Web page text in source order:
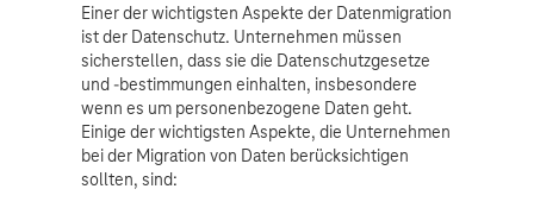
Einer der wichtigsten Aspekte der Datenmigration
ist der Datenschutz. Unternehmen müssen
sicherstellen, dass sie die Datenschutzgesetze
und -bestimmungen einhalten, insbesondere
wenn es um personenbezogene Daten geht.
Einige der wichtigsten Aspekte, die Unternehmen
bei der Migration von Daten berücksichtigen
sollten, sind: